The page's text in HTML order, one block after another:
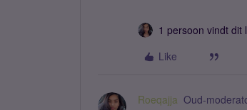
1 persoon vindt dit
Like
Roeqajja Oud-